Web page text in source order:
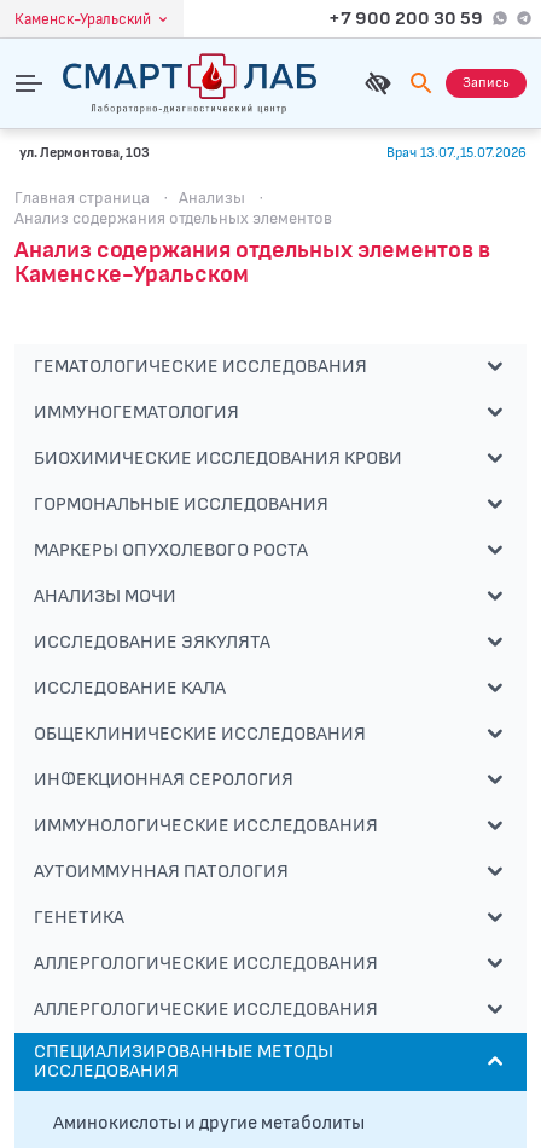
Каменск-Уральский +7 900 200 30 59
Запись
ул. Лермонтова, 103 Врач 13.07.,15.07.2026
Главная страница · Анализы
·
Анализ содержания отдельных элементов
Анализ содержания отдельных элементов в
Каменске-Уральском
ГЕМАТОЛОГИЧЕСКИЕ ИССЛЕДОВАНИЯ
ИММУНОГЕМАТОЛОГИЯ
БИОХИМИЧЕСКИЕ ИССЛЕДОВАНИЯ КРОВИ
ГОРМОНАЛЬНЫЕ ИССЛЕДОВАНИЯ
МАРКЕРЫ ОПУХОЛЕВОГО РОСТА
АНАЛИЗЫ МОЧИ
ИССЛЕДОВАНИЕ ЭЯКУЛЯТА
ИССЛЕДОВАНИЕ КАЛА
ОБЩЕКЛИНИЧЕСКИЕ ИССЛЕДОВАНИЯ
ИНФЕКЦИОННАЯ СЕРОЛОГИЯ
ИММУНОЛОГИЧЕСКИЕ ИССЛЕДОВАНИЯ
АУТОИММУННАЯ ПАТОЛОГИЯ
ГЕНЕТИКА
АЛЛЕРГОЛОГИЧЕСКИЕ ИССЛЕДОВАНИЯ
АЛЛЕРГОЛОГИЧЕСКИЕ ИССЛЕДОВАНИЯ
СПЕЦИАЛИЗИРОВАННЫЕ МЕТОДЫ
ИССЛЕДОВАНИЯ
Аминокислоты и другие метаболиты